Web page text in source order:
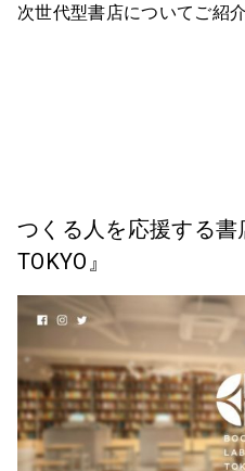
次世代型書店についてご紹介
つくる人を応援する書
TOKYO』